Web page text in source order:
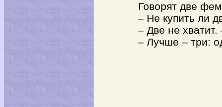
Говорят две
– Не купить ли
– Две не хватит.
– Лучше – три: